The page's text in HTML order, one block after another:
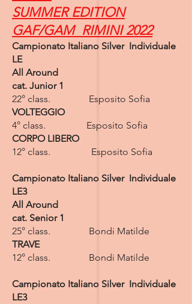
SUMMER EDITION
GAF/GAM RIMINI 2022
Campionato Italiano Silver Individuale
LE
All Around
cat. Junior 1
22° class. Esposito Sofia
VOLTEGGIO
4° class. Esposito Sofia
CORPO LIBERO
12° class. Esposito Sofia
Campionato Italiano Silver Individuale
LE3
All Around
cat. Senior 1
25° class. Bondi Matilde
TRAVE
12° class. Bondi Matilde
Campionato Italiano Silver Individuale
LE3